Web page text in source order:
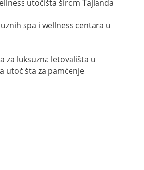
utočišta širom Tajlanda
spa i wellness centara u
za luksuzna letovališta u
utočišta za pamćenje